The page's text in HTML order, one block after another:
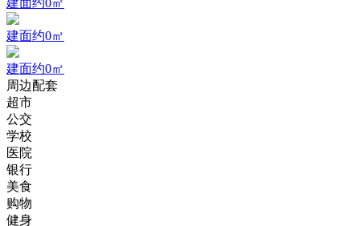
建面约0㎡
建面约0㎡
建面约0㎡
周边配套
超市
公交
学校
医院
银行
美食
购物
健身